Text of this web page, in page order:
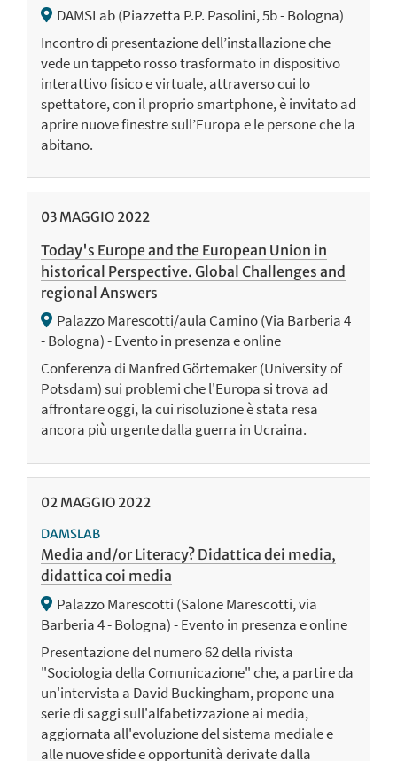
DAMSLab (Piazzetta P.P. Pasolini, 5b - Bologna)
Incontro di presentazione dell’installazione che
vede un tappeto rosso trasformato in dispositivo
interattivo fisico e virtuale, attraverso cui lo
spettatore, con il proprio smartphone, è invitato ad
aprire nuove finestre sull’Europa e le persone che la
abitano.
03 MAGGIO 2022
Today's Europe and the European Union in
historical Perspective. Global Challenges and
regional Answers
Palazzo Marescotti/aula Camino (Via Barberia 4
- Bologna) - Evento in presenza e online
Conferenza di Manfred Görtemaker (University of
Potsdam) sui problemi che l'Europa si trova ad
affrontare oggi, la cui risoluzione è stata resa
ancora più urgente dalla guerra in Ucraina.
02 MAGGIO 2022
DAMSLAB
Media and/or Literacy? Didattica dei media,
didattica coi media
Palazzo Marescotti (Salone Marescotti, via
Barberia 4 - Bologna) - Evento in presenza e online
Presentazione del numero 62 della rivista
"Sociologia della Comunicazione" che, a partire da
un'intervista a David Buckingham, propone una
serie di saggi sull'alfabetizzazione ai media,
aggiornata all'evoluzione del sistema mediale e
alle nuove sfide e opportunità derivate dalla